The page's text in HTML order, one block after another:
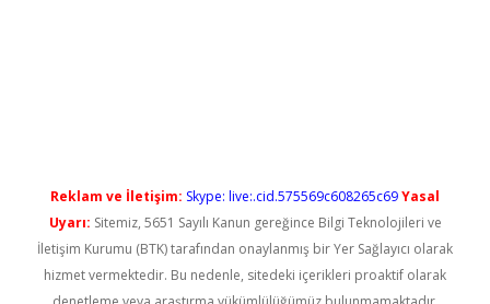
Reklam ve İletişim: Skype: live:.cid.575569c608265c69Yasal
Uyarı: Sitemiz, 5651 Sayılı Kanun gereğince Bilgi Teknolojileri ve
İletişim Kurumu (BTK) tarafından onaylanmış bir Yer Sağlayıcı olarak
hizmet vermektedir. Bu nedenle, sitedeki içerikleri proaktif olarak